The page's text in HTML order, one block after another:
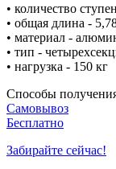
• количество
• общая длина -
• материал -
• тип -
• нагрузка - 150 кг
Способы
Самовывоз
Бесплатно
Забирайте сейчас!